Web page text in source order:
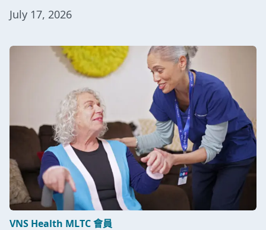
July 17, 2026
VNS Health MLTC 會員